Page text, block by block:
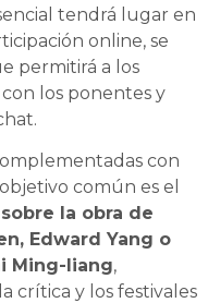
tendrá lugar en
online, se
permitirá a los
los ponentes y
con
común es el
la obra de
Edward Yang o
Ming-liang,
crítica y los festivales